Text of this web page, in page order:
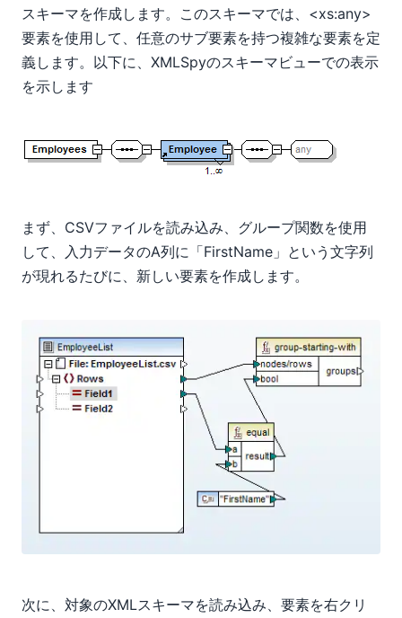
スキーマを作成します。このスキーマでは、<xs:any>
要素を使用して、任意のサブ要素を持つ複雑な要素を定
義します。以下に、XMLSpyのスキーマビューでの表示
を示します
まず、CSVファイルを読み込み、グループ関数を使用
して、入力データのA列に「FirstName」という文字列
が現れるたびに、新しい要素を作成します。
次に、対象のXMLスキーマを読み込み、 要素を右クリ